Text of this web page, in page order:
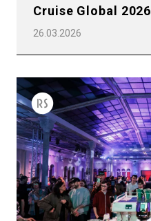
Cruise Global 2026
26.03.2026